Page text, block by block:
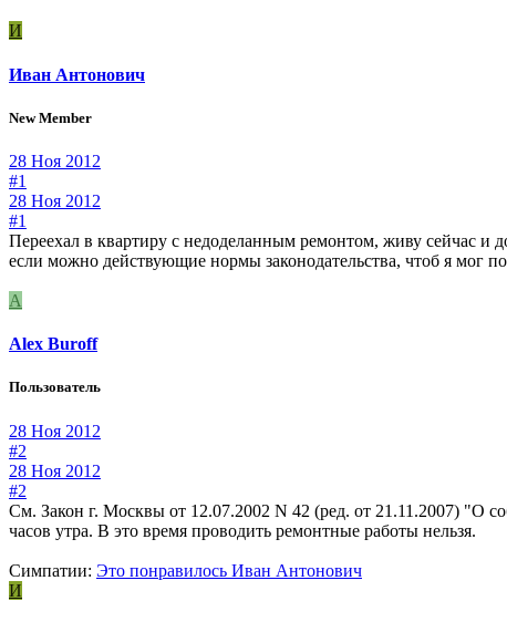
И
Иван Антонович
New Member
28 Ноя 2012
#1
28 Ноя 2012
#1
Переехал в квартиру с недоделанным ремонтом, живу сейчас и
если можно действующие нормы законодательства, чтоб я мог
A
Alex Buroff
Пользователь
28 Ноя 2012
#2
28 Ноя 2012
#2
См. Закон г. Москвы от 12.07.2002 N 42 (ред. от 21.11.2007) "О
часов утра. В это время проводить ремонтные работы нельзя.
Симпатии: Это понравилось Иван Антонович
И